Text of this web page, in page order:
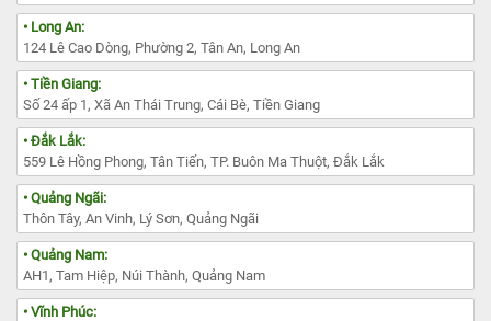
• Long An:
124 Lê Cao Dòng, Phường 2, Tân An, Long An
• Tiền Giang:
Số 24 ấp 1, Xã An Thái Trung, Cái Bè, Tiền Giang
• Đắk Lắk:
559 Lê Hồng Phong, Tân Tiến, TP. Buôn Ma Thuột, Đắk Lắk
• Quảng Ngãi:
Thôn Tây, An Vinh, Lý Sơn, Quảng Ngãi
• Quảng Nam:
AH1, Tam Hiệp, Núi Thành, Quảng Nam
• Vĩnh Phúc: